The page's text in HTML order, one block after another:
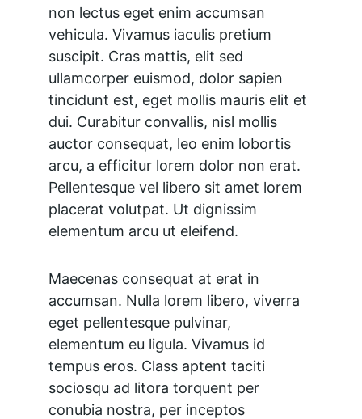
non lectus eget enim accumsan
vehicula. Vivamus iaculis pretium
suscipit. Cras mattis, elit sed
ullamcorper euismod, dolor sapien
tincidunt est, eget mollis mauris elit et
dui. Curabitur convallis, nisl mollis
auctor consequat, leo enim lobortis
arcu, a efficitur lorem dolor non erat.
Pellentesque vel libero sit amet lorem
placerat volutpat. Ut dignissim
elementum arcu ut eleifend.
Maecenas consequat at erat in
accumsan. Nulla lorem libero, viverra
eget pellentesque pulvinar,
elementum eu ligula. Vivamus id
tempus eros. Class aptent taciti
sociosqu ad litora torquent per
conubia nostra, per inceptos